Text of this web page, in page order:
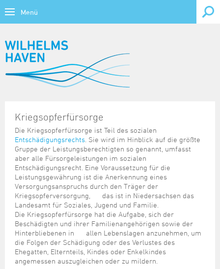
Menü
Themen
Übersicht
Gesundheit
Kirche, Religion
Kriminalprävention
Notrufe/Notdienste
Senioren
Soziales
Steuer- und Abgabenangelegenheiten
Umwelt-, Natur- und Klimaschutz
Verkehr und Mobilität
Lebenslagen
Ausweis und Pass
Bauen
Fahrzeug und Verkehr
Familie und Kinder
Geburt
Heirat und Partnerschaft
Schule
Sterbefall
Studium
Übersicht
Ausschreibungen, Vergaben
Bundes-/Landesbehörden
Beflaggungskalender
Bauleitplanung
Dienstleistungen von A bis Z
Elektronisches Amtsblatt für die Stadt Wilhelmshaven
Formulare
Online-Terminvergabe
Politik & Verwaltung
Wirtschaft, Forschung & Bildung
Wirtschaftsstandort
CTW - Container Terminal Wilhelmshaven
Gewerbeflächen
Gewerbeimmobilien
Hafenbereiche und Terminals
Infrastruktur
Regionalmanagement Strukturwandel Kohleausstieg
Wirtschaftsstruktur
Übersicht
Ansprechpartner
BIWAQ V
Finanzierungshilfen
Infomaterial und Links
KMU-Programm
Krisenhilfe
Regionale Kooperationen
Unternehmensnachfolge
Unterstützung für ExistenzgründerInnen
Forschung & Bildung
Übersicht
Forschung und Lehre
Jade Hochschule
Musikschule
Schulen
Schulkindergarten
Stadtarchiv
Stadtbibliothek
Daten und Fakten
Übersicht
Archiv
Datenkatalog
Statistische Veröffentlichungen
Jobs, Karriere
Übersicht
Stellenausschreibungen der Stadt
Ausbildung & Studium
Stadt Wilhelmshaven
Bundeswehr
Tourismus & Freizeit
Übersicht
Stadtporträt
Sehenswürdigkeiten
Prospektmaterial
Gezeitenkalender
Großveranstaltungen
Tourist-Card
Unterkünfte
Veranstaltungskalender
Übersicht
Heutige Veranstaltungen
Vorschau 7 Tage
Vorschau 1 Monat
Kultur und Freizeit
Übersicht
Freizeithinweise
Informationsparcours Revolution 18/19
Kulturzentrum Pumpwerk
Maritime Meile
Museen und Ausstellungen
Kriegsopferfürsorge
Die Kriegsopferfürsorge ist Teil des sozialen
Entschädigungsrechts . Sie wird im Hinblick auf die größte
Gruppe der Leistungsberechtigten so genannt, umfasst
aber alle Fürsorgeleistungen im sozialen
Entschädigungsrecht. Eine Voraussetzung für die
Leistungsgewährung ist die Anerkennung eines
Versorgungsanspruchs durch den Träger der
Kriegsopferversorgung, das ist in Niedersachsen das
Landesamt für Soziales, Jugend und Familie.
Die Kriegsopferfürsorge hat die Aufgabe, sich der
Beschädigten und ihrer Familienangehörigen sowie der
Hinterbliebenen in allen Lebenslagen anzunehmen, um
die Folgen der Schädigung oder des Verlustes des
Ehegatten, Elternteils, Kindes oder Enkelkindes
angemessen auszugleichen oder zu mildern.